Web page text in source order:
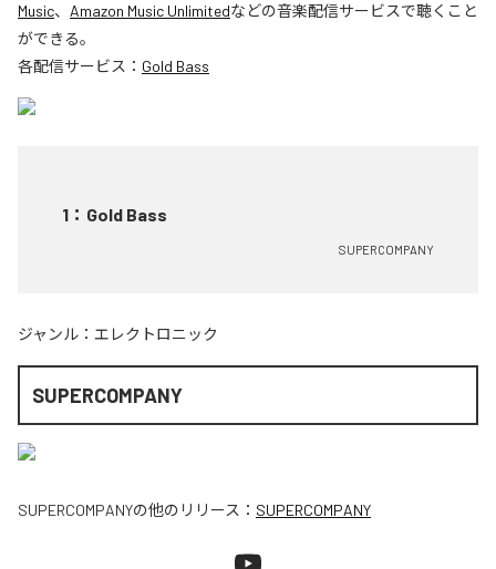
Music、 Amazon Music Unlimitedなどの音楽配信サービスで聴くこと
ができる。
各配信サービス： Gold Bass
1 ： Gold Bass
SUPERCOMPANY
ジャンル： エレクトロニック
SUPERCOMPANY
SUPERCOMPANYの他のリリース： SUPERCOMPANY